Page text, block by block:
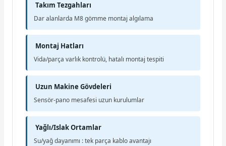
Takım Tezgahları
Dar alanlarda M8 gömme montaj algılama
Montaj Hatları
Vida/parça varlık kontrolü, hatalı montaj tespiti
Uzun Makine Gövdeleri
Sensör-pano mesafesi uzun kurulumlar
Yağlı/Islak Ortamlar
Su/yağ dayanımı : tek parça kablo avantajı